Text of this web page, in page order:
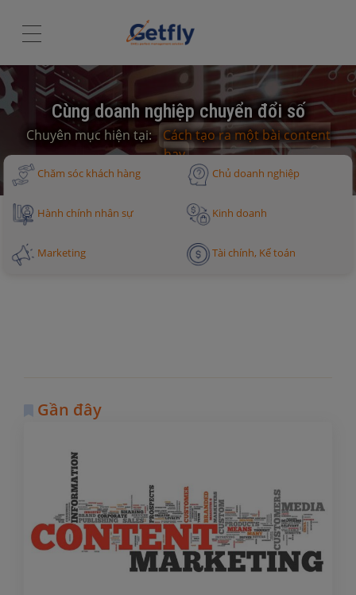
Cùng doanh nghiệp chuyển đổi số
Chuyên mục hiện tại: Cách tạo ra một bài content
hay
Chăm sóc khách hàng Chủ doanh nghiệp
Hành chính nhân sự Kinh doanh
Marketing Tài chính, Kế toán
Gần đây